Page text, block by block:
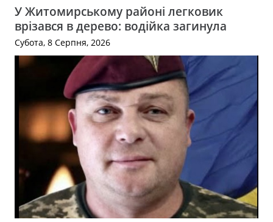
У Житомирському районі легковик
врізався в дерево: водійка загинула
Субота, 8 Серпня, 2026